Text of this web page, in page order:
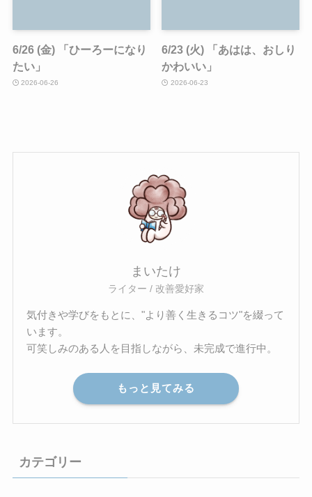
6/26 (金) 「ひーろーになり
たい」
2026-06-26
6/23 (火) 「あはは、おしり
かわいい」
2026-06-23
まいたけ
ライター / 改善愛好家
気付きや学びをもとに、"より善く生きるコツ"を綴って
います。
可笑しみのある人を目指しながら、未完成で進行中。
もっと見てみる
カテゴリー